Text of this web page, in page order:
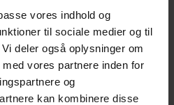
vores indhold og
til sociale medier og til
deler også oplysninger om
vores partnere inden for
og
kan kombinere disse
Fall 2020
Næste